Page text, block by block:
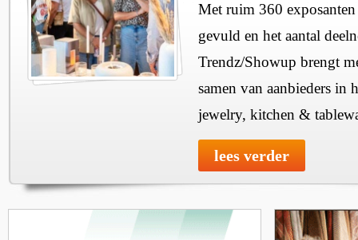
Met ruim 360
gevuld en het aantal
Trendz/Showup brengt
samen van aanbieders in
jewelry, kitchen &
lees verder